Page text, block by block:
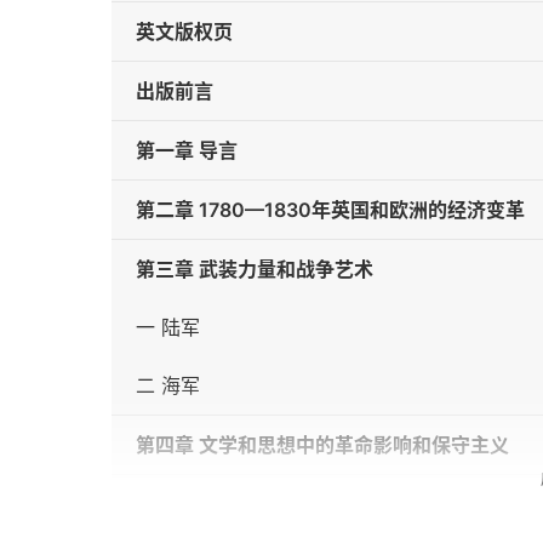
英文版权页
出版前言
第一章 导言
第二章 1780—1830年英国和欧洲的经济变革
第三章 武装力量和战争艺术
一 陆军
二 海军
第四章 文学和思想中的革命影响和保守主义